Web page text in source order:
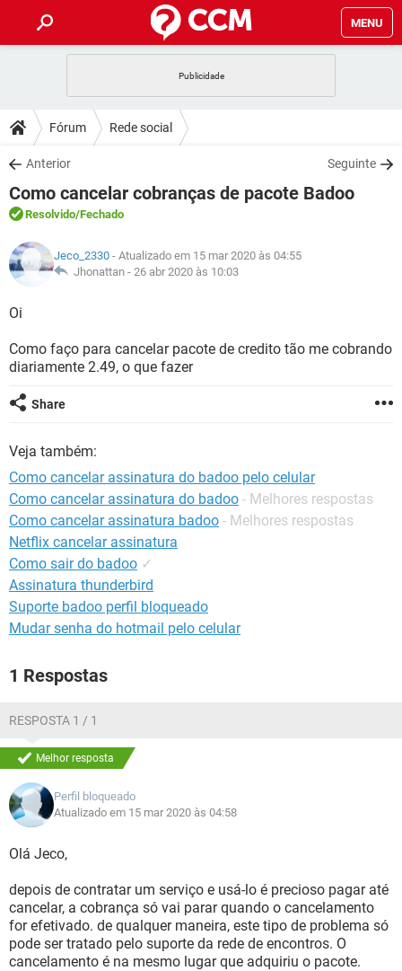
MENU
CELULAR
OUTLOOK
INSTAGRAM GMAIL
GUIA DE COMPRAS
DICAS
JOGOS
OUTLOOK
INSTAGRAM
GUIA DE COMPRAS
DOWNLOADS
JOGOS WHATSAPP
CELULAR
OUTLOOK EXCEL
INSTAGRAM
GUIA DE COMPRAS
FÓRUM
JOGOS
CELULAR FACEBOOK
GUIA DE COMPRAS
GLOSSÁRIO
JOGOS
CELULAR
OUTLOOK EXCEL
GUIA DE COMPRAS
Fórum Rede social
Anterior Seguinte
Como cancelar cobranças de pacote Badoo
Resolvido/Fechado
Jeco_2330 - Atualizado em 15 mar 2020 às 04:55
Jhonattan - 26 abr 2020 às 10:03
Oi
Como faço para cancelar pacote de credito tão me cobrando
diariamente 2.49, o que fazer
Share
Veja também:
Como cancelar assinatura do badoo pelo celular
Como cancelar assinatura do badoo - Melhores respostas
Como cancelar assinatura badoo - Melhores respostas
Netflix cancelar assinatura
Como sair do badoo ✓
Assinatura thunderbird
Suporte badoo perfil bloqueado
Mudar senha do hotmail pelo celular
1 Respostas
RESPOSTA 1 / 1
Melhor resposta
Perfil bloqueado
Atualizado em 15 mar 2020 às 04:58
Olá Jeco,
depois de contratar um serviço e usá-lo é precioso pagar até
cancelar, a cobrança só vai parar quando o cancelamento
for efetivado. de qualquer maneira, este tipo de problema só
pode ser tratado pelo suporte da rede de encontros. O
cancelamento é na mesmo lugar que adquiriu o pacote.